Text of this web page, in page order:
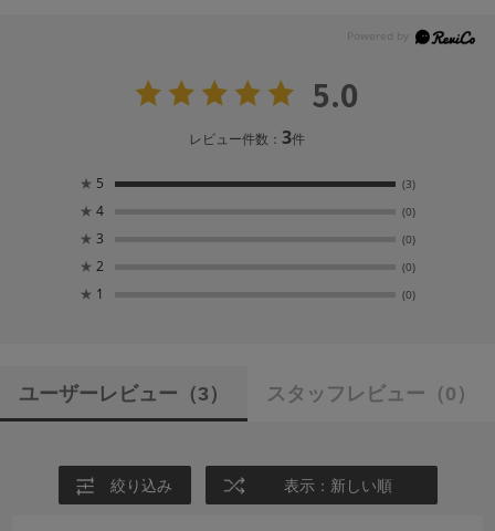
5.0
レビュー件数：3件
★ 5 (3)
★ 4 (0)
★ 3 (0)
★ 2 (0)
★ 1 (0)
ユーザーレビュー （3） スタッフレビュー （0）
絞り込み 表示：新しい順